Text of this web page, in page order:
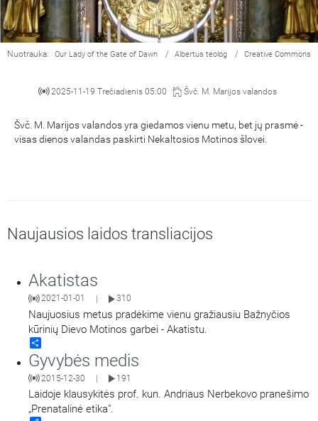
Nuotrauka: Our Lady of the Gate of Dawn / Albertus teolog / Creative Commons
2025-11-19 Trečiadienis 05:00 Švč. M. Marijos valandos
Švč. M. Marijos valandos yra giedamos vienu metu, bet jų prasmė -
visas dienos valandas paskirti Nekaltosios Motinos šlovei.
Naujausios laidos transliacijos
Akatistas
2021-01-01 310
Naujuosius metus pradėkime vienu gražiausiu Bažnyčios
kūrinių Dievo Motinos garbei - Akatistu.
Gyvybės medis
2015-12-30 191
Laidoje klausykitės prof. kun. Andriaus Nerbekovo pranešimo
„Prenatalinė etika".